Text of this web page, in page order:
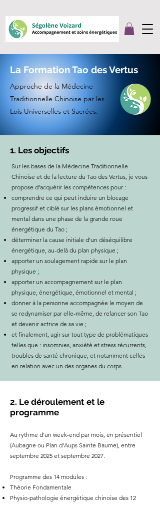
La Formation Tao des Vertus
Approche de la Médecine
Traditionnelle Chinoise par les
Lois Universelles et Sacrées.
1. Les objectifs
Sur les bases de la Médecine Traditionnelle
Chinoise et de la lecture du Tao des Vertus, je vous
propose d’acquérir les compétences pour :
comprendre ce qui peut induire un blocage
progressif et ciblé sur les plans émotionnel et
mental dans une phase de la grande roue
énergétique du Tao ;
déterminer la cause initiale d’un déséquilibre
énergétique, au-delà du plan physique ;
apporter un soulagement rapide sur le plan
physique ;
apporter un accompagnement sur le plan
physique, énergétique, émotionnel et mental ;
donner à la personne accompagnée le moyen de
se redynamiser par elle-même, de relancer son Tao
et devenir actrice de sa vie ;
et finalement, agir sur tout type de problématiques
telles que : insomnies, anxiété et stress récurrents,
troubles de santé chronique, et notamment celles
en relation avec un des organes du corps.
2. Le déroulement et le
programme
Au rythme d’un week-end par mois, en présentiel
(Aubagne ou Plan d'Aups Sainte Baume), entre
septembre 2025 et septembre 2027.
Programme des 14 modules :
Théorie Fondamentale
Physio-pathologie énergétique chinoise des 12